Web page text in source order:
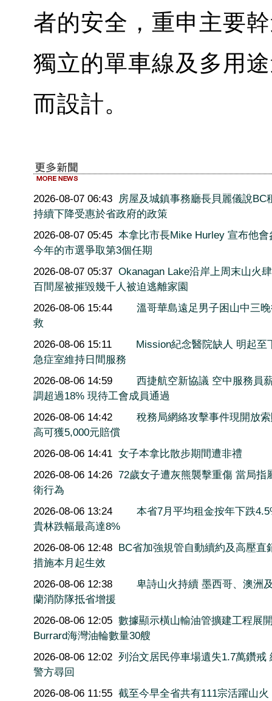
者的安全，重申主要
獨立的單車線及多用
而設計。
2026-08-07 06:43 房屋及城鎮事務廳長貝麗儀說BC
持續下降受惠於省政府的政策
2026-08-07 05:45 本拿比市長Mike Hurley 宣布他會
今年的市選爭取第3個任期
2026-08-07 05:37 Okanagan Lake沿岸上周末山火
百間屋被摧毀幾千人被迫逃離家園
2026-08-06 15:44
溫哥華島遠足男子困山中三
救
2026-08-06 15:11
Mission紀念醫院缺人 明起至
急症室維持日間服務
2026-08-06 14:59
西捷航空新協議 空中服務員
調超過18% 現待工會成員通過
2026-08-06 14:42
稅務局網絡攻擊事件現開放
高可獲5,000元賠償
2026-08-06 14:41 女子本拿比散步期間遭非禮
2026-08-06 14:26 72歲女子遭灰熊襲擊重傷 當局指
衛行為
2026-08-06 13:24
本省7月平均租金按年下跌
貴林跌幅最高達8%
2026-08-06 12:48 BC省加強規管自動續約及高壓直
措施本月起生效
2026-08-06 12:38
卑詩山火持續 墨西哥、澳洲
蘭消防隊抵省增援
2026-08-06 12:05 數據顯示橫山輸油管擴建工程展
Burrard海灣油輪數量30艘
2026-08-06 12:02 列治文居民停車場遺失1.7萬鑽戒
警方尋回
2026-08-06 11:55 截至今早全省共有111宗活躍山火